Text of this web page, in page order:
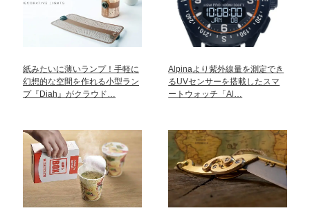
紙みたいに薄いランプ！手軽に
幻想的な空間を作れる小型ラン
プ『Diah』がクラウド…
Alpinaより紫外線量を測定でき
るUVセンサーを搭載したスマ
ートウォッチ「Al…